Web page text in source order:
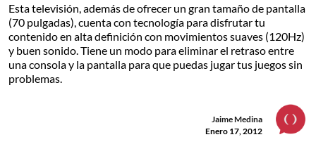
Esta televisión, además de ofrecer un gran tamaño de pantalla
(70 pulgadas), cuenta con tecnología para disfrutar tu
contenido en alta definición con movimientos suaves (120Hz)
y buen sonido. Tiene un modo para eliminar el retraso entre
una consola y la pantalla para que puedas jugar tus juegos sin
problemas.
Jaime Medina
Enero 17, 2012